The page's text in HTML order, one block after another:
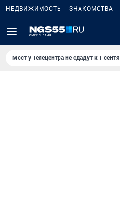
НЕДВИЖИМОСТЬ ЗНАКОМСТВА
Мост у Телецентра не сдадут к 1